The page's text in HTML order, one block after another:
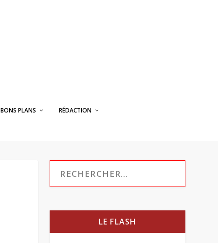
BONS PLANS RÉDACTION
LE FLASH